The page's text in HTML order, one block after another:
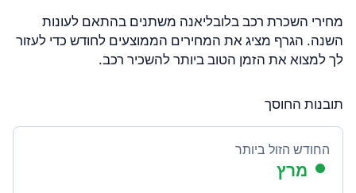
מחירי השכרת רכב בלובליאנה משתנים בהתאם לעונות
השנה. הגרף מציג את המחירים הממוצעים לחודש כדי לעזור
לך למצוא את הזמן הטוב ביותר להשכיר רכב.
תובנות החוסך
החודש הזול ביותר
מרץ